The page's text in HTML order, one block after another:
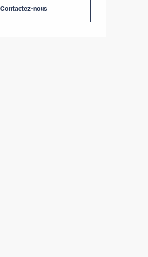
Contactez-nous